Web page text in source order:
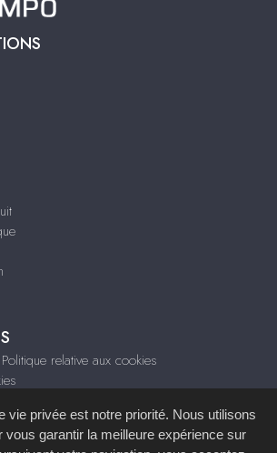
relative aux cookies
montpellier.fr
vie privée est notre priorité. Nous utilisons
vous garantir la meilleure expérience sur